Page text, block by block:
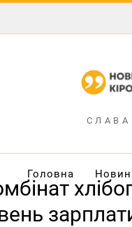
СЛАВА
Головна